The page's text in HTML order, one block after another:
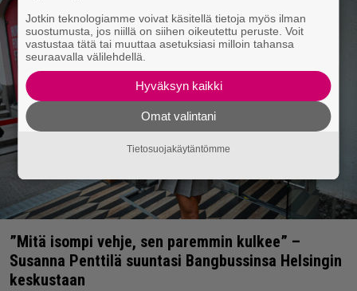
”Mitä isompi vehje, sen paremmin kulkee” –
Susanna Penttilä suuntasi Bangbussinsa Helsingin
keskustaan
Jotkin teknologiamme voivat käsitellä tietoja myös ilman
suostumusta, jos niillä on siihen oikeutettu peruste. Voit
vastustaa tätä tai muuttaa asetuksiasi milloin tahansa
seuraavalla välilehdellä.
Hyväksyn kaikki
Omat valintani
Tietosuojakäytäntömme